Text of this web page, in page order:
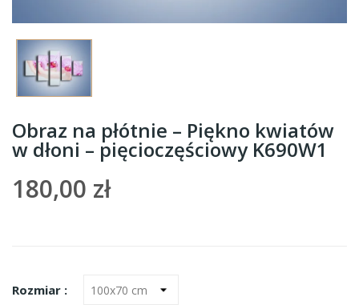
Obraz na płótnie – Piękno kwiatów
w dłoni – pięcioczęściowy K690W1
180,00 zł
Rozmiar :